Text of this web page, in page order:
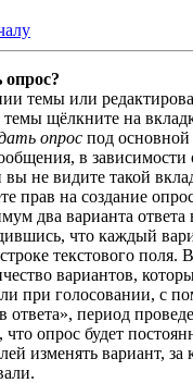
опрос?
темы или
щёлкните на
опрос под
в зависимости
вы не видите такой
прав на создание
два варианта ответа
что каждый
текстового поля.
вариантов,
при голосовании, с
ответа», период
что опрос будет
изменять вариант,